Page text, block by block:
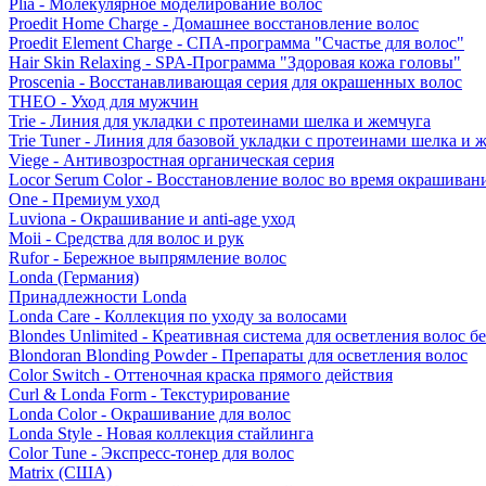
Plia - Молекулярное моделирование волос
Proedit Home Charge - Домашнее восстановление волос
Proedit Element Charge - СПА-программа "Счастье для волос"
Hair Skin Relaxing - SPA-Программа "Здоровая кожа головы"
Proscenia - Восстанавливающая серия для окрашенных волос
THEO - Уход для мужчин
Trie - Линия для укладки с протеинами шелка и жемчуга
Trie Tuner - Линия для базовой укладки с протеинами шелка и
Viege - Антивозростная органическая серия
Locor Serum Color - Восстановление волос во время
One - Премиум уход
Luviona - Окрашивание и anti-age уход
Moii - Средства для волос и рук
Rufor - Бережное выпрямление волос
Londa (Германия)
Принадлежности Londa
Londa Care - Коллекция по уходу за волосами
Blondes Unlimited - Креативная система для осветления волос
Blondoran Blonding Powder - Препараты для осветления волос
Color Switch - Оттеночная краска прямого действия
Curl & Londa Form - Текстурирование
Londa Color - Окрашивание для волос
Londa Style - Новая коллекция стайлинга
Color Tune - Экспресс-тонер для волос
Matrix (США)